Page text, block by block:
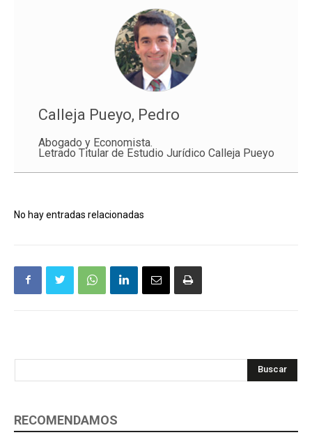
Calleja Pueyo, Pedro
Abogado y Economista.
Letrado Titular de Estudio Jurídico Calleja Pueyo
No hay entradas relacionadas
Buscar
RECOMENDAMOS